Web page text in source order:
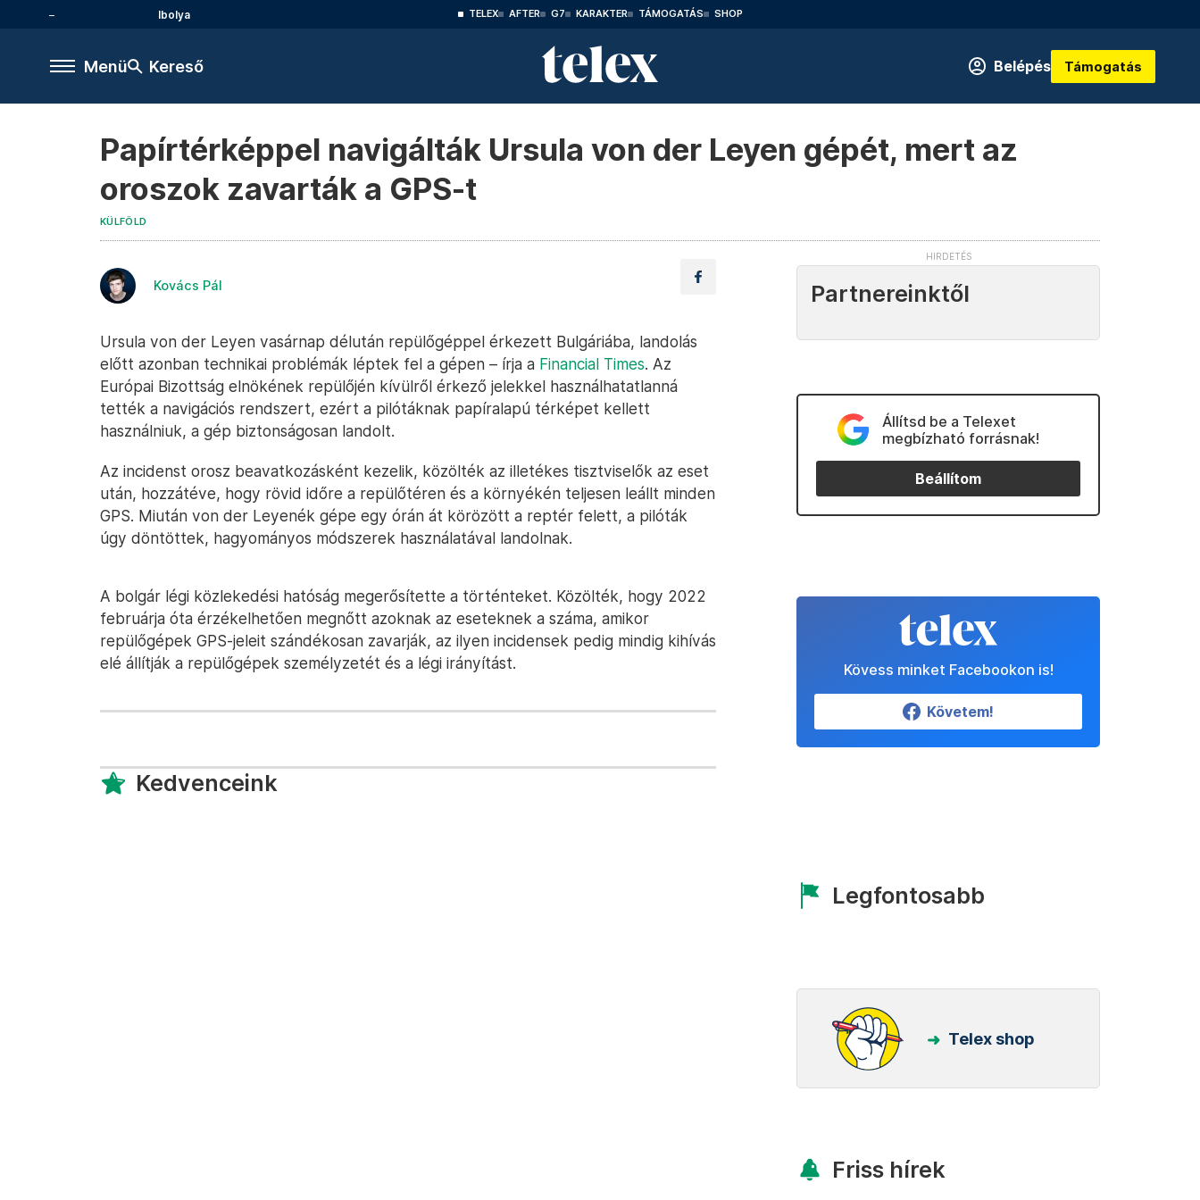
Ibolya TELEX AFTER G7 KARAKTER TÁMOGATÁS SHOP
Menü Kereső Belépés Támogatás
Papírtérképpel navigálták Ursula von der Leyen gépét, mert az
oroszok zavarták a GPS-t
KÜLFÖLD
Kovács Pál
Ursula von der Leyen vasárnap délután repülőgéppel érkezett Bulgáriába, landolás
előtt azonban technikai problémák léptek fel a gépen – írja a Financial Times. Az
Európai Bizottság elnökének repülőjén kívülről érkező jelekkel használhatatlanná
tették a navigációs rendszert, ezért a pilótáknak papíralapú térképet kellett
használniuk, a gép biztonságosan landolt.
Az incidenst orosz beavatkozásként kezelik, közölték az illetékes tisztviselők az eset
után, hozzátéve, hogy rövid időre a repülőtéren és a környékén teljesen leállt minden
GPS. Miután von der Leyenék gépe egy órán át körözött a reptér felett, a pilóták
úgy döntöttek, hagyományos módszerek használatával landolnak.
A bolgár légi közlekedési hatóság megerősítette a történteket. Közölték, hogy 2022
februárja óta érzékelhetően megnőtt azoknak az eseteknek a száma, amikor
repülőgépek GPS-jeleit szándékosan zavarják, az ilyen incidensek pedig mindig kihívás
elé állítják a repülőgépek személyzetét és a légi irányítást.
Kedvenceink
Partnereinktől
Állítsd be a Telexet
megbízható forrásnak!
Beállítom
Kövess minket Facebookon is!
Követem!
Legfontosabb
Telex shop
Friss hírek